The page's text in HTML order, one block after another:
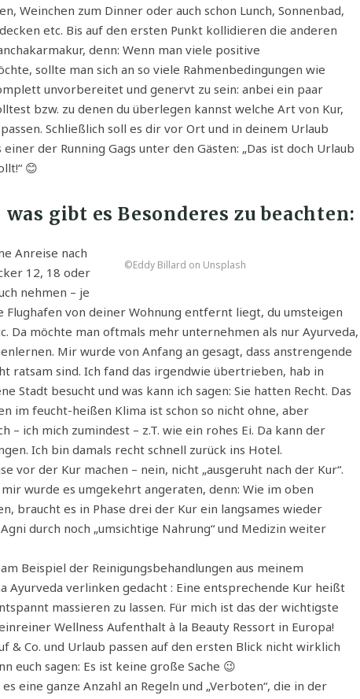
Weinchen zum Dinner oder auch schon Lunch, Sonnenbad,
etc. Bis auf den ersten Punkt kollidieren die anderen
denn: Wenn man viele positive
sollte man sich an so viele Rahmenbedingungen wie
unvorbereitet und genervt zu sein: anbei ein paar
bzw. zu denen du überlegen kannst welche Art von Kur,
Schließlich soll es dir vor Ort und in deinem Urlaub
der Running Gags unter den Gästen: „Das ist doch Urlaub
😊
gibt es Besonderes zu beachten:
©Eddy Billard on Unsplash
Anreise nach
12, 18 oder
nehmen – je
Flughafen von deiner Wohnung entfernt liegt, du umsteigen
Da möchte man oftmals mehr unternehmen als nur Ayurveda,
Mir wurde von Anfang an gesagt, dass anstrengende
ratsam sind. Ich fand das irgendwie übertrieben, hab in
Stadt besucht und was kann ich sagen: Sie hatten Recht. Das
im feucht-heißen Klima ist schon so nicht ohne, aber
– ich mich zumindest – z.T. wie ein rohes Ei. Da kann der
Ich bin damals recht schnell zurück ins Hotel.
vor der Kur machen – nein, nicht „ausgeruht nach der Kur“.
wurde es umgekehrt angeraten, denn: Wie im oben
braucht es in Phase drei der Kur ein langsames wieder
durch noch „umsichtige Nahrung“ und Medizin weiter
Beispiel der Reinigungsbehandlungen aus meinem
Ayurveda verlinken gedacht : Eine entsprechende Kur heißt
massieren zu lassen. Für mich ist das der wichtigste
Wellness Aufenthalt à la Beauty Ressort in Europa!
& Co. und Urlaub passen auf den ersten Blick nicht wirklich
euch sagen: Es ist keine große Sache 😉
eine ganze Anzahl an Regeln und „Verboten“, die in der